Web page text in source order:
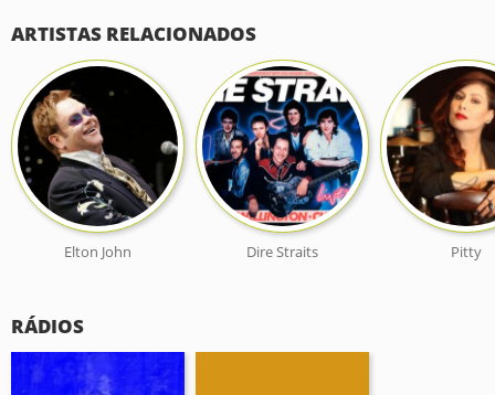
ARTISTAS RELACIONADOS
Elton John Dire Straits Pitty
RÁDIOS